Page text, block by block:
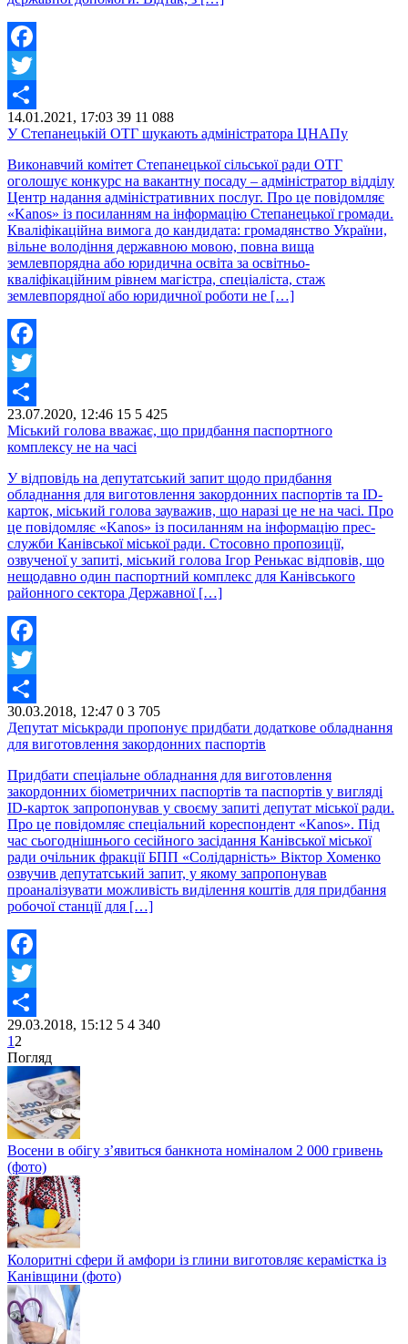
Facebook
Twitter
Share
14.01.2021, 17:03 39 11 088
У Степанецькій ОТГ шукають адміністратора ЦНАПу
Виконавчий комітет Степанецької сільської ради ОТГ
оголошує конкурс на вакантну посаду – адміністратор відділу
Центр надання адміністративних послуг. Про це повідомляє
«Kanos» із посиланням на інформацію Степанецької громади.
Кваліфікаційна вимога до кандидата: громадянство України,
вільне володіння державною мовою, повна вища
землевпорядна або юридична освіта за освітньо-
кваліфікаційним рівнем магістра, спеціаліста, стаж
землевпорядної або юридичної роботи не […]
Facebook
Twitter
Share
23.07.2020, 12:46 15 5 425
Міський голова вважає, що придбання паспортного
комплексу не на часі
У відповідь на депутатський запит щодо придбання
обладнання для виготовлення закордонних паспортів та ID-
карток, міський голова зауважив, що наразі це не на часі. Про
це повідомляє «Kanos» із посиланням на інформацію прес-
служби Канівської міської ради. Стосовно пропозиції,
озвученої у запиті, міський голова Ігор Ренькас відповів, що
нещодавно один паспортний комплекс для Канівського
районного сектора Державної […]
Facebook
Twitter
Share
30.03.2018, 12:47 0 3 705
Депутат міськради пропонує придбати додаткове обладнання
для виготовлення закордонних паспортів
Придбати спеціальне обладнання для виготовлення
закордонних біометричних паспортів та паспортів у вигляді
ID-карток запропонував у своєму запиті депутат міської ради.
Про це повідомляє спеціальний кореспондент «Kanos». Під
час сьогоднішнього сесійного засідання Канівської міської
ради очільник фракції БПП «Солідарність» Віктор Хоменко
озвучив депутатський запит, у якому запропонував
проаналізувати можливість виділення коштів для придбання
робочої станції для […]
Facebook
Twitter
Share
29.03.2018, 15:12 5 4 340
1 2
Погляд
Восени в обігу з’явиться банкнота номіналом 2 000 гривень
(фото)
Колоритні сфери й амфори із глини виготовляє керамістка із
Канівщини (фото)